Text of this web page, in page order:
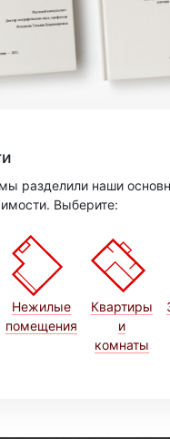
разделили наши
Выберите:
Нежилые
помещения
Квартиры
и
комнаты